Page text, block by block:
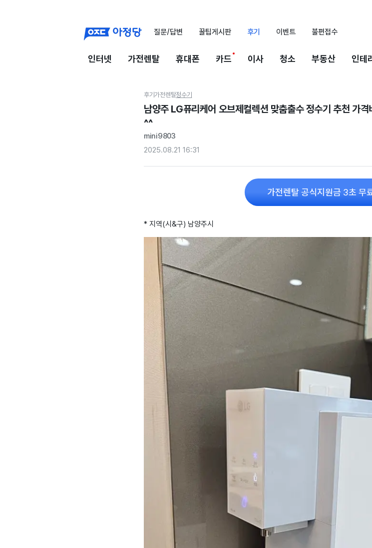
질문/답변 꿀팁게시판 후기 이벤트 불편접수
인터넷 가전렌탈 휴대폰 카드 이사 청소 부동산 인테
후기가전렌탈정수기
남양주 LG퓨리케어 오브제컬렉션 맞춤출수 정수기 추천 가격
^^
mini9803
2025.08.21 16:31
가전렌탈 공식지원금 3초 무
* 지역(시&구) 남양주시